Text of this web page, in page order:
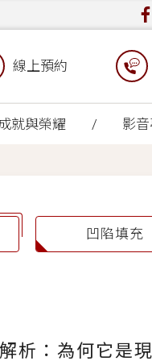
線上預約
就與榮耀 影
凹陷填充
析：為何它是